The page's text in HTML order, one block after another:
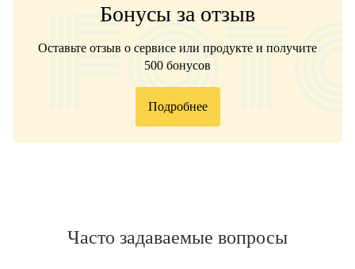
Бонусы за отзыв
Оставьте отзыв о сервисе или продукте и получите
500 бонусов
Подробнее
Часто задаваемые вопросы